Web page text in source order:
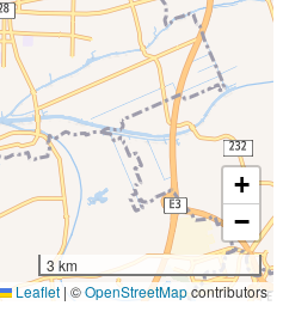
+
−
3 km
Leaflet | ©OpenStreetMapcontributors